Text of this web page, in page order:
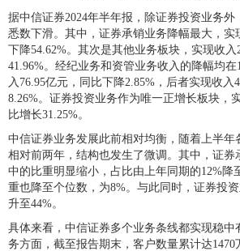
据中信证券2024年半年报，除证券投资业务外
悉数下滑。其中，证券承销业务降幅最大，实
下降54.62%。其次是其他业务板块，实现收
41.96%。经纪业务和资管业务收入的降幅均
入76.95亿元，同比下降2.85%，后者实现收入
8.26%。证券投资业务作为唯一正增长板块，
比增长31.25%。
中信证券业务发展此前相对均衡，随着上半年
相对前两年，结构也发生了微调。其中，证券
中的比重明显缩小，占比由上年同期的12%降
重也降至个位数，为8%。与此同时，证券投
升至44%。
具体来看，中信证券多个业务条线都实现稳中
务方面，截至报告期末，客户数量累计达